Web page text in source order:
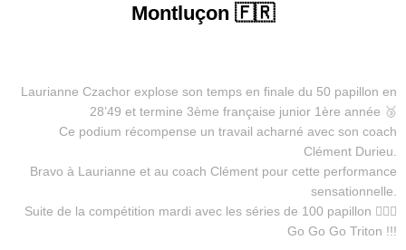
Montluçon 🇫🇷
Laurianne Czachor explose son temps en finale du 50 papillon en
28’49 et termine 3ème française junior 1ère année 🥉
Ce podium récompense un travail acharné avec son coach
Clément Durieu.
Bravo à Laurianne et au coach Clément pour cette performance
sensationnelle.
Suite de la compétition mardi avec les séries de 100 papillon 🏊🏻‍♀️
Go Go Go Triton !!!